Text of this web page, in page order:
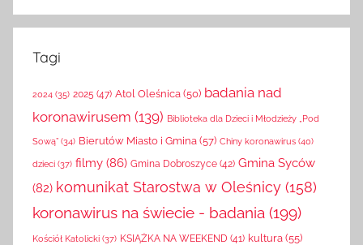
Tagi
2024 (35) 2025 (47) Atol Oleśnica (50) badania nad
koronawirusem (139) Biblioteka dla Dzieci i Młodzieży „Pod
Sową” (34) Bierutów Miasto i Gmina (57) Chiny koronawirus (40)
dzieci (37) filmy (86) Gmina Dobroszyce (42) Gmina Syców
(82) komunikat Starostwa w Oleśnicy (158)
koronawirus na świecie - badania (199)
Kościół Katolicki (37) KSIĄŻKA NA WEEKEND (41) kultura (55)